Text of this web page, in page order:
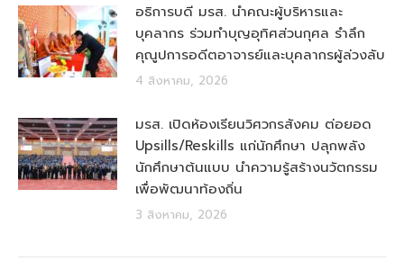
อธิการบดี มรส. นำคณะผู้บริหารและ
บุคลากร ร่วมทำบุญอุทิศส่วนกุศล รำลึก
คุณูปการอดีตอาจารย์และบุคลากรผู้ล่วงลับ
4 สิงหาคม, 2026
มรส. เปิดห้องเรียนวิศวกรสังคม ต่อยอด
Upsills/Reskills แก่นักศึกษา ปลุกพลัง
นักศึกษาต้นแบบ นำความรู้สร้างนวัตกรรม
เพื่อพัฒนาท้องถิ่น
3 สิงหาคม, 2026